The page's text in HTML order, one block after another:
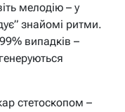
мелодію – у
знайомі ритми.
випадків –
стетоскопом –